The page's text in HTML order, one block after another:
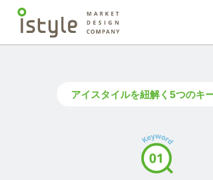
アイスタイルを紐解く5つのキ